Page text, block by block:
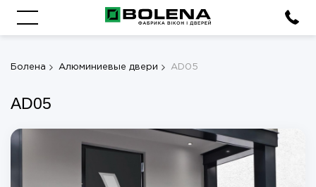
Болена Алюминиевые двери AD05
AD05